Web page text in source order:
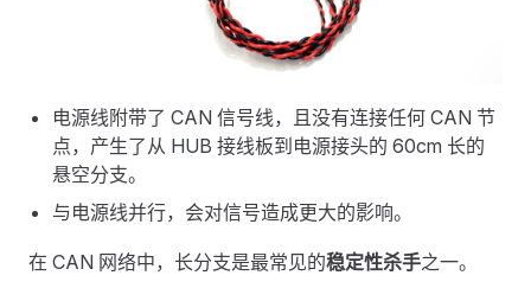
电源线附带了 CAN 信号线，且没有连接任何 CAN 节
点，产生了从 HUB 接线板到电源接头的 60cm 长的
悬空分支。
与电源线并行，会对信号造成更大的影响。
在 CAN 网络中，长分支是最常见的稳定性杀手之一。